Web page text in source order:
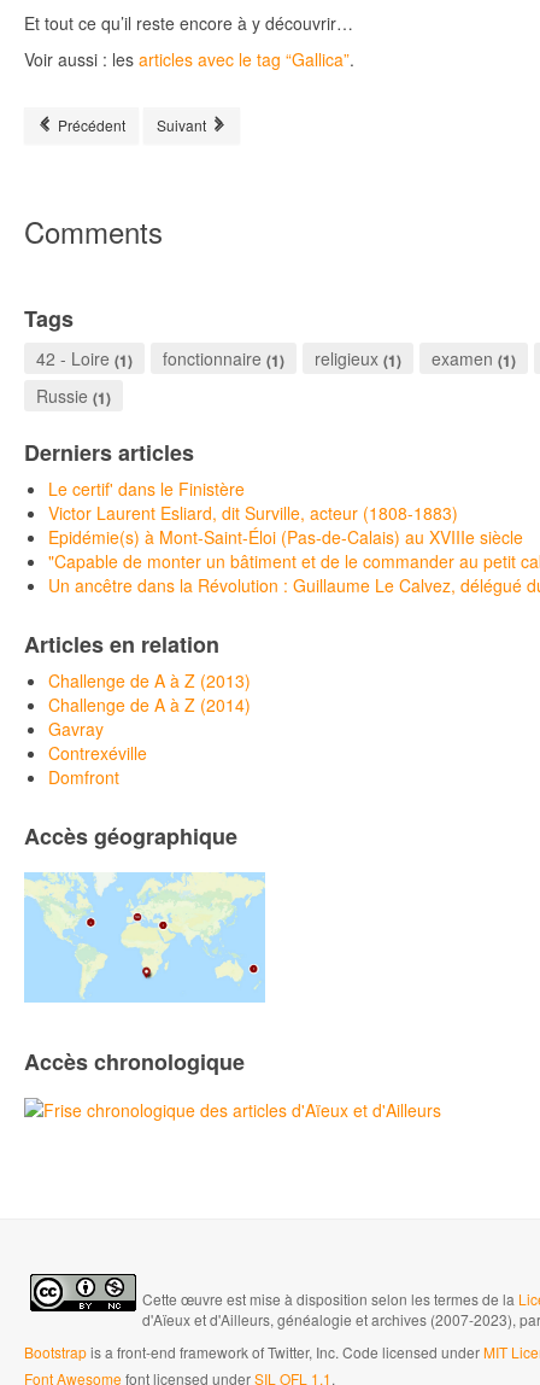
Et tout ce qu’il reste encore à y découvrir…
Voir aussi : les articles avec le tag “Gallica”.
Article précédent : #ChallengeAZ – Fille et mère
Précédent Article suivant : #ChallengeAZ – Homosexualité et
Suivant
Comments
Tags
42 - Loire (1) fonctionnaire (1) religieux (1) examen (1)
Russie (1)
Derniers articles
Le certif' dans le Finistère
Victor Laurent Esliard, dit Surville, acteur (1808-1883)
Epidémie(s) à Mont-Saint-Éloi (Pas-de-Calais) au XVIIIe siècle
"Capable de monter un bâtiment et de le commander au petit
Un ancêtre dans la Révolution : Guillaume Le Calvez, délégué
Articles en relation
Challenge de A à Z (2013)
Challenge de A à Z (2014)
Gavray
Contrexéville
Domfront
Accès géographique
Accès chronologique
Cette œuvre est mise à disposition selon les termes de la
d'Aïeux et d'Ailleurs, généalogie et archives (2007-2023),
Bootstrapis a front-end framework of Twitter, Inc. Code licensed underMIT
Font Awesomefont licensed underSIL OFL 1.1.